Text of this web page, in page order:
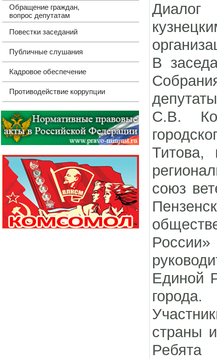
Обращение граждан,
вопрос депутатам
Повестки заседаний
Публичные слушания
Кадровое обеспечение
Противодействие коррупции
Диалог
В
С.В.
Титова,
союз
Единой
города.
страны
Ребята